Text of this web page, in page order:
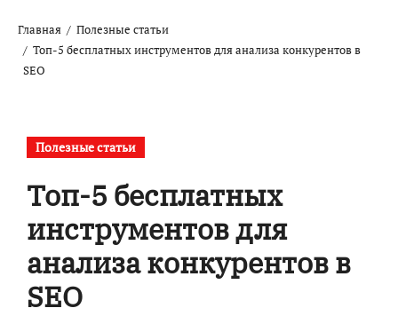
Главная
Полезные статьи
Топ-5 бесплатных инструментов для анализа конкурентов в
SEO
Полезные статьи
Топ-5 бесплатных
инструментов для
анализа конкурентов в
SEO